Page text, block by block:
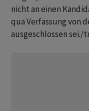
nicht an einen
qua Verfassung von
ausgeschlossen sei./